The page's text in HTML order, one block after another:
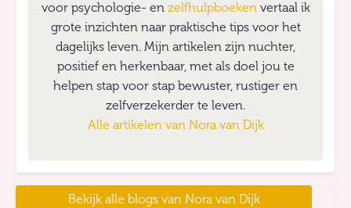
voor psychologie- en zelfhulpboeken vertaal ik
grote inzichten naar praktische tips voor het
dagelijks leven. Mijn artikelen zijn nuchter,
positief en herkenbaar, met als doel jou te
helpen stap voor stap bewuster, rustiger en
zelfverzekerder te leven.
Alle artikelen van Nora van Dijk
Bekijk alle blogs van Nora van Dijk